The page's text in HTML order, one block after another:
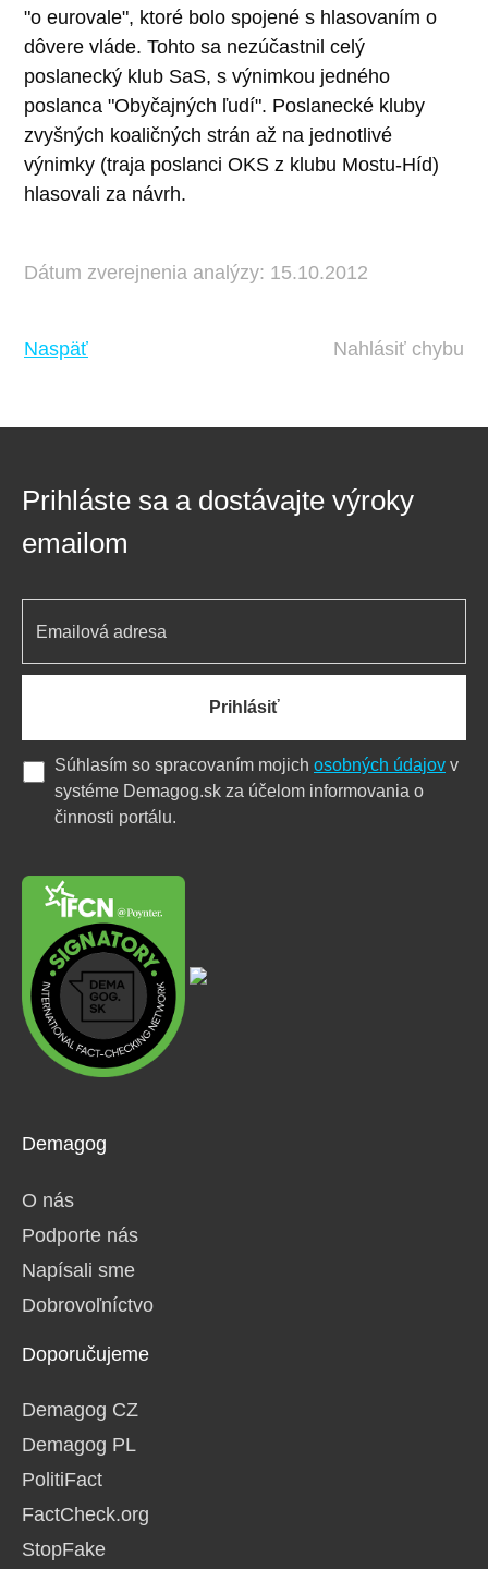
"o eurovale", ktoré bolo spojené s hlasovaním o
dôvere vláde. Tohto sa nezúčastnil celý
poslanecký klub SaS, s výnimkou jedného
poslanca "Obyčajných ľudí". Poslanecké kluby
zvyšných koaličných strán až na jednotlivé
výnimky (traja poslanci OKS z klubu Mostu-Híd)
hlasovali za návrh.
Dátum zverejnenia analýzy: 15.10.2012
Naspäť Nahlásiť chybu
Demagog
O nás
Podporte nás
Napísali sme
Dobrovoľníctvo
Doporučujeme
Demagog CZ
Demagog PL
PolitiFact
FactCheck.org
StopFake
Prihláste sa a dostávajte výroky
emailom
Prihlásiť
Súhlasím so spracovaním mojich osobných údajov v
systéme Demagog.sk za účelom informovania o
činnosti portálu.